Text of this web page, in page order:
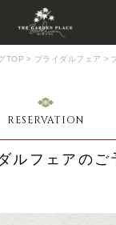
TOP > ブライダルフェア >
RESERVATION
ルフェアのご